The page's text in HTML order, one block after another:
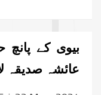
بیوی کے
عائشہ صدیقہ